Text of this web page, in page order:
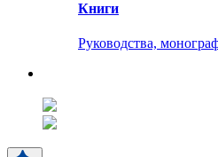
Книги
Руководства,